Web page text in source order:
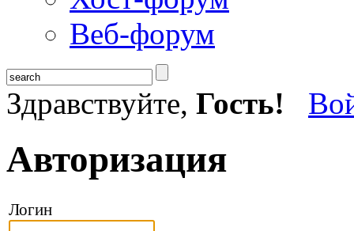
Веб-форум
Здравствуйте, Гость!
Авторизация
Логин